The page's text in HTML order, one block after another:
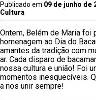
Publicado em 09 de junho de
Cultura
Ontem, Belém de Maria foi
homenagem ao Dia do
amantes da tradição com
ar. Cada disparo de
nossa cultura e união! Foi
momentos inesquecíveis.
a nos unir sempre!